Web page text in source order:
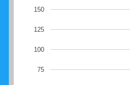
75
100
125
150